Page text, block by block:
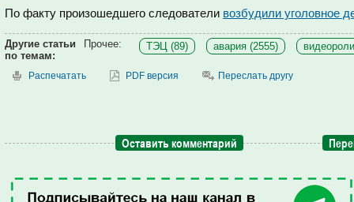
По факту произошедшего следователи возбудили уголовное
Другие статьи
по темам:
Прочее: ТЭЦ (89) авария (2555)
Распечатать PDF версия Переслать другу
Оставить комментарий